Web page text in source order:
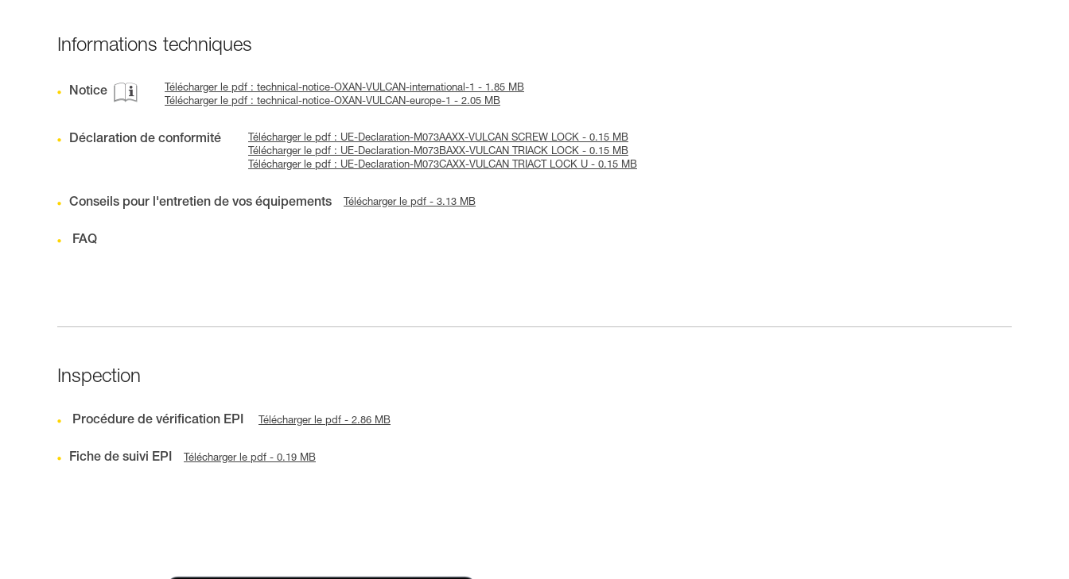
Informations techniques
Notice
Télécharger le pdf : technical-notice-OXAN-VULCAN-international-1 - 1.85 MB
Télécharger le pdf : technical-notice-OXAN-VULCAN-europe-1 - 2.05 MB
Déclaration de conformité
Télécharger le pdf : UE-Declaration-M073AAXX-VULCAN SCREW LOCK - 0.15 MB
Télécharger le pdf : UE-Declaration-M073BAXX-VULCAN TRIACK LOCK - 0.15 MB
Télécharger le pdf : UE-Declaration-M073CAXX-VULCAN TRIACT LOCK U - 0.15 MB
Conseils pour l'entretien de vos équipements Télécharger le pdf - 3.13 MB
FAQ
Inspection
Procédure de vérification EPI Télécharger le pdf - 2.86 MB
Fiche de suivi EPI Télécharger le pdf - 0.19 MB